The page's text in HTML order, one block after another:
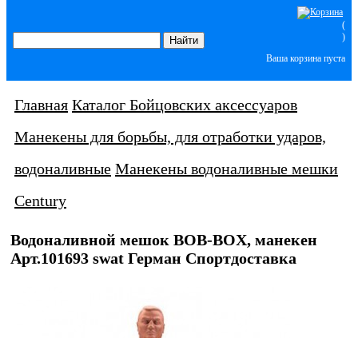
(
)
Ваша корзина пуста
Главная Каталог Бойцовских аксессуаров
Манекены для борьбы, для отработки ударов,
водоналивные Манекены водоналивные мешки
Century
Водоналивной мешок BOB-BOX, манекен
Арт.101693 swat Герман Спортдоставка